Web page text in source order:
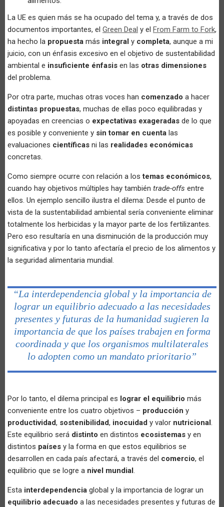
La UE es quien más se ha ocupado del tema y, a través de dos
documentos importantes, el Green Deal y el From Farm to Fork,
ha hecho la propuesta más integral y completa, aunque a mi
juicio, con un énfasis excesivo en el objetivo de sustentabilidad
ambiental e insuficiente énfasis en las otras dimensiones
del problema.
Por otra parte, muchas otras voces han comenzado a hacer
distintas propuestas, muchas de ellas poco equilibradas y
apoyadas en creencias o expectativas exageradas de lo que
es posible y conveniente y sin tomar en cuenta las
evaluaciones científicas ni las realidades económicas
concretas.
Como siempre ocurre con relación a lostemas económicos,
cuando hay objetivos múltiples hay también trade-offs entre
ellos. Un ejemplo sencillo ilustra el dilema: Desde el punto de
vista de la sustentabilidad ambiental sería conveniente eliminar
totalmente los herbicidas y la mayor parte de los fertilizantes.
Pero eso resultaría en una disminución de la producción muy
significativa y por lo tanto afectaría el precio de los alimentos y
la seguridad alimentaria mundial.
“La interdependencia global y la importancia de
lograr un equilibrio adecuado a las necesidades
presentes y futuras de la humanidad sugieren la
importancia de que los países trabajen en forma
coordinada y que los organismos multilaterales
lo adopten como un mandato prioritario”
Por lo tanto, el dilema principal es lograr el equilibrio más
conveniente entre los cuatro objetivos – producción y
productividad, sostenibilidad, inocuidad y valor nutricional.
Este equilibrio será distinto en distintos ecosistemas y en
distintos países y la forma en que estos equilibrios se
desarrollen en cada país afectará, a través del comercio, el
equilibrio que se logre a nivel mundial.
Esta interdependencia global y la importancia de lograr un
equilibrio adecuado a las necesidades presentes y futuras de